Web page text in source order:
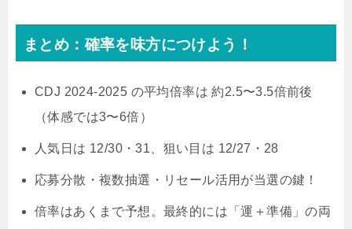
まとめ：確率を味方につけよう！
CDJ 2024-2025 の平均倍率は 約2.5〜3.5倍前後
（体感では3〜6倍）
人気日は 12/30・31、狙い目は 12/27・28
応募分散・複数抽選・リセール活用が当選の鍵！
倍率はあくまで予想。最終的には「運＋準備」の両